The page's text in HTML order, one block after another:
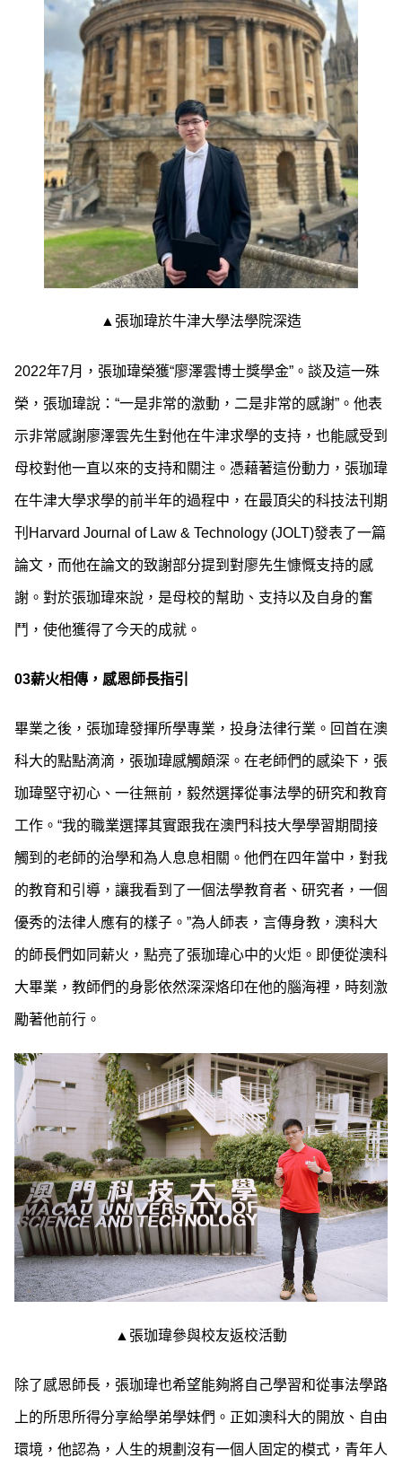
▲張珈瑋於牛津大學法學院深造
2022年7月，張珈瑋榮獲“廖澤雲博士獎學金”。談及這一殊
榮，張珈瑋說：“一是非常的激動，二是非常的感謝”。他表
示非常感謝廖澤雲先生對他在牛津求學的支持，也能感受到
母校對他一直以來的支持和關注。憑藉著這份動力，張珈瑋
在牛津大學求學的前半年的過程中，在最頂尖的科技法刊期
刊Harvard Journal of Law & Technology (JOLT)發表了一篇
論文，而他在論文的致謝部分提到對廖先生慷慨支持的感
謝。對於張珈瑋來說，是母校的幫助、支持以及自身的奮
鬥，使他獲得了今天的成就。
03薪火相傳，感恩師長指引
畢業之後，張珈瑋發揮所學專業，投身法律行業。回首在澳
科大的點點滴滴，張珈瑋感觸頗深。在老師們的感染下，張
珈瑋堅守初心、一往無前，毅然選擇從事法學的研究和教育
工作。“我的職業選擇其實跟我在澳門科技大學學習期間接
觸到的老師的治學和為人息息相關。他們在四年當中，對我
的教育和引導，讓我看到了一個法學教育者、研究者，一個
優秀的法律人應有的樣子。”為人師表，言傳身教，澳科大
的師長們如同薪火，點亮了張珈瑋心中的火炬。即便從澳科
大畢業，教師們的身影依然深深烙印在他的腦海裡，時刻激
勵著他前行。
▲張珈瑋參與校友返校活動
除了感恩師長，張珈瑋也希望能夠將自己學習和從事法學路
上的所思所得分享給學弟學妹們。正如澳科大的開放、自由
環境，他認為，人生的規劃沒有一個人固定的模式，青年人